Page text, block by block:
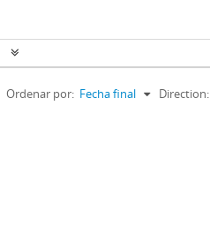
Ordenar por: Fecha final Direction: